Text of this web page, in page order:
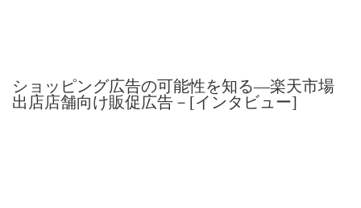
ショッピング広告の可能性を知る―楽天市場
出店店舗向け販促広告－[インタビュー]